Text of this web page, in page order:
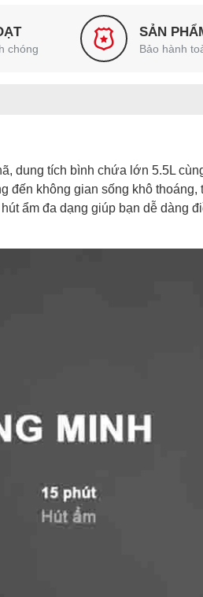
chóng
SẢN
Bảo hành
dung tích bình chứa lớn 5.5L
đến không gian sống khô thoáng,
ẩm đa dạng giúp bạn dễ dàng